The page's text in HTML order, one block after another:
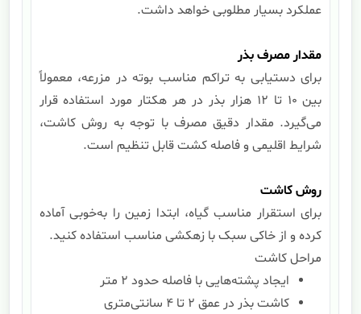
عملکرد بسیار مطلوبی خواهد داشت.
مقدار مصرف بذر
برای دستیابی به تراکم مناسب بوته در مزرعه، معمولاً
بین 10 تا 12 هزار بذر در هر هکتار مورد استفاده قرار
می‌گیرد. مقدار دقیق مصرف با توجه به روش کاشت،
شرایط اقلیمی و فاصله کشت قابل تنظیم است.
روش کاشت
برای استقرار مناسب گیاه، ابتدا زمین را به‌خوبی آماده
کرده و از خاکی سبک با زهکشی مناسب استفاده کنید.
مراحل کاشت
ایجاد پشته‌هایی با فاصله حدود 2 متر
کاشت بذر در عمق 2 تا 4 سانتی‌متری